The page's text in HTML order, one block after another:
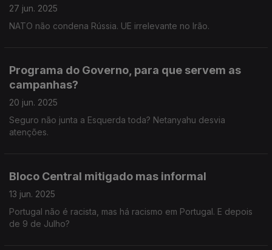
27 jun. 2025
NATO não condena Rússia. UE irrelevante no Irão.
Programa do Governo, para que servem as
campanhas?
20 jun. 2025
Seguro não junta a Esquerda toda? Netanyahu desvia
atenções.
Bloco Central mitigado mas informal
13 jun. 2025
Portugal não é racista, mas há racismo em Portugal. E depois
de 9 de Julho?